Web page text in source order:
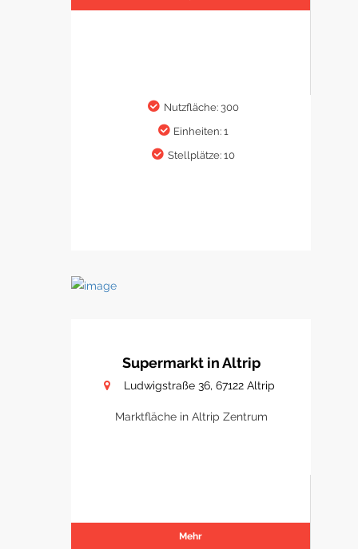
Nutzfläche: 300
Einheiten: 1
Stellplätze: 10
Supermarkt in Altrip
Ludwigstraße 36, 67122 Altrip
Marktfläche in Altrip Zentrum
Mehr